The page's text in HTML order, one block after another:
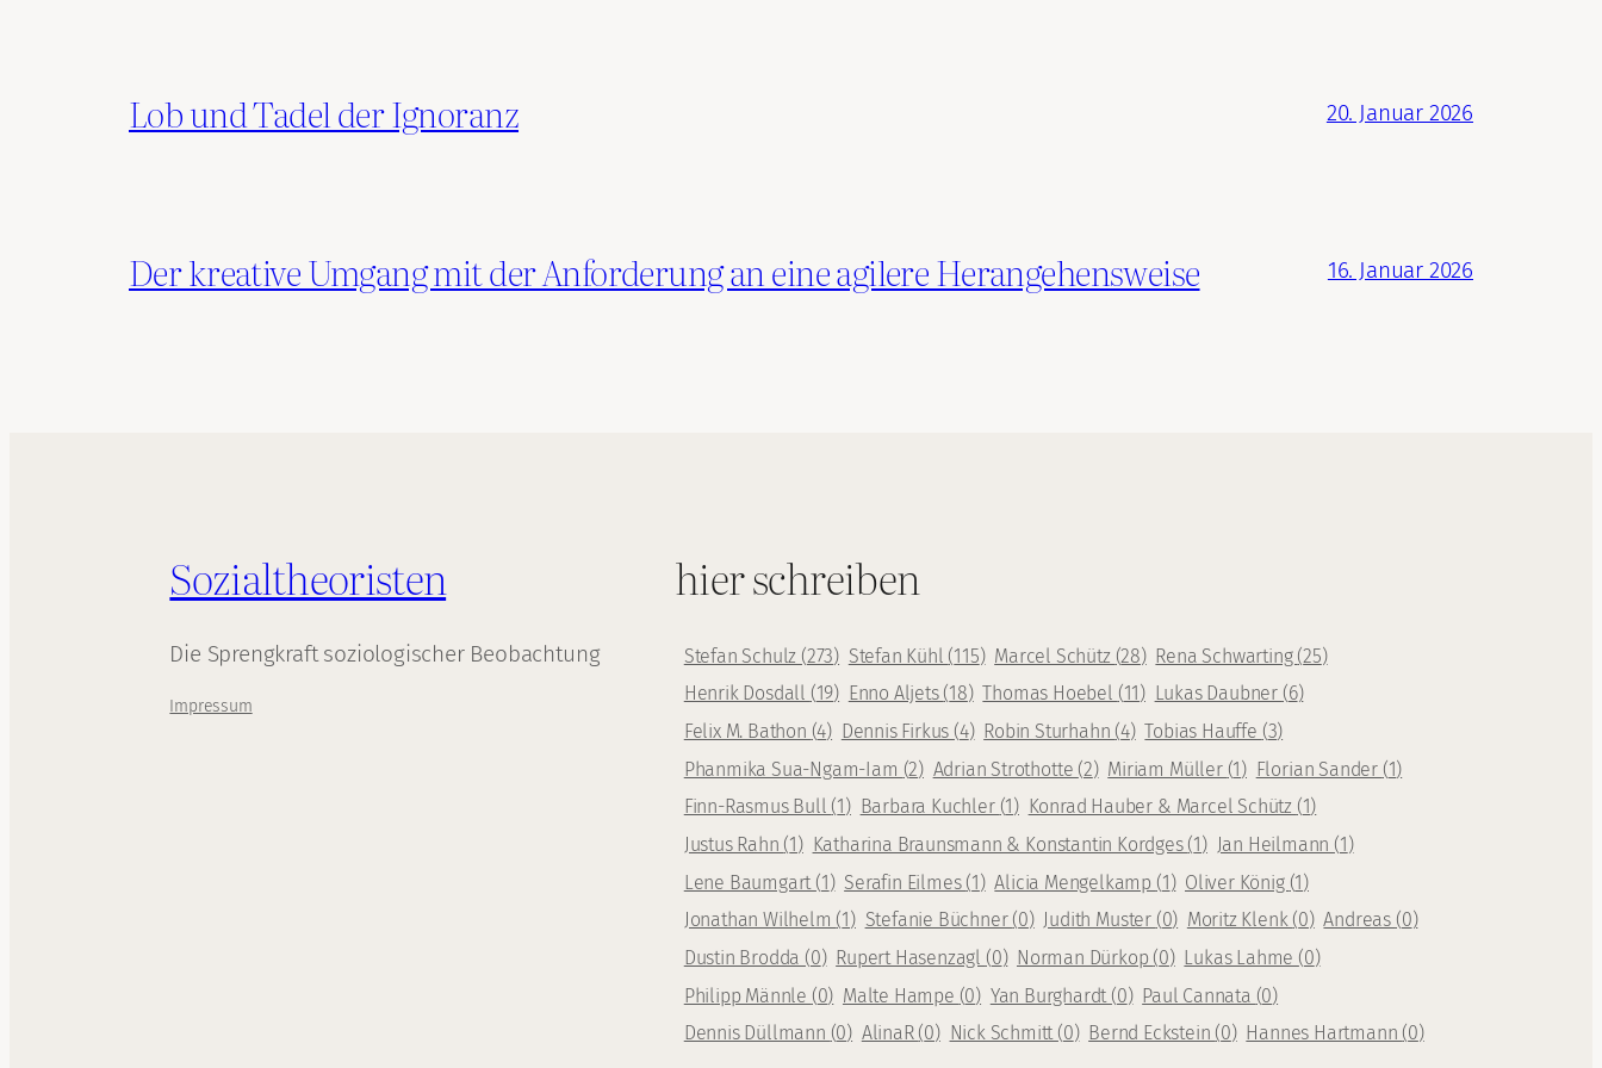
Lob und Tadel der Ignoranz 20. Januar 2026
Der kreative Umgang mit der Anforderung an eine agilere Herangehensweise 16. Januar 2026
Sozialtheoristen
Die Sprengkraft soziologischer Beobachtung
Impressum
hier schreiben
Stefan Schulz (273) Stefan Kühl (115) Marcel Schütz (28) Rena Schwarting (25)
Henrik Dosdall (19) Enno Aljets (18) Thomas Hoebel (11 ) Lukas Daubner (6)
Felix M. Bathon (4) Dennis Firkus (4) Robin Sturhahn (4) Tobias Hauffe (3)
Phanmika Sua-Ngam-Iam (2) Adrian Strothotte (2) Miriam Müller (1) Florian Sander (1)
Finn-Rasmus Bull (1 ) Barbara Kuchler (1 ) Konrad Hauber & Marcel Schütz (1)
Justus Rahn (1) Katharina Braunsmann & Konstantin Kordges (1) Jan Heilmann (1)
Lene Baumgart (1) Serafin Eilmes (1) Alicia Mengelkamp (1) Oliver König (1)
Jonathan Wilhelm (1 ) Stefanie Büchner (0) Judith Muster (0) Moritz Klenk (0) Andreas (0)
Dustin Brodda (0) Rupert Hasenzagl (0) Norman Dürkop (0) Lukas Lahme (0)
Philipp Männle (0) Malte Hampe (0) Yan Burghardt (0) Paul Cannata (0)
Dennis Düllmann (0) AlinaR (0) Nick Schmitt (0) Bernd Eckstein (0) Hannes Hartmann (0)